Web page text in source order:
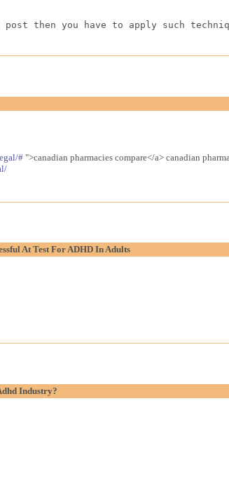
then you have to apply such
#">canadian pharmacies compare</a> canadian
At Test For ADHD In Adults
Industry?